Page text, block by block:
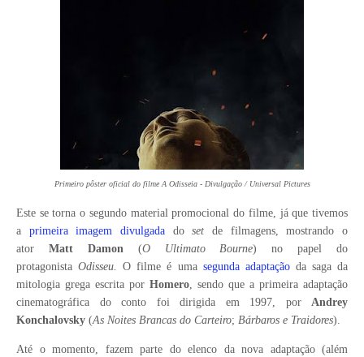
Primeiro pôster oficial do filme A Odisseia - Divulgação / Universal Pictures
Este se torna o segundo material promocional do filme, já que tivemos
a primeira imagem divulgada doset de filmagens, mostrando o
ator Matt Damon(O Ultimato Bourne) no papel do
protagonistaOdisseu.O filme é uma segunda adaptaçãoda saga da
mitologia grega escrita por Homero, sendo que a primeira adaptação
cinematográfica do conto foi dirigida em 1997, por Andrey
Konchalovsky (As Noites Brancas do Carteiro; Bárbaros e Traidores).
Até o momento, fazem parte do elenco da nova adaptação (além